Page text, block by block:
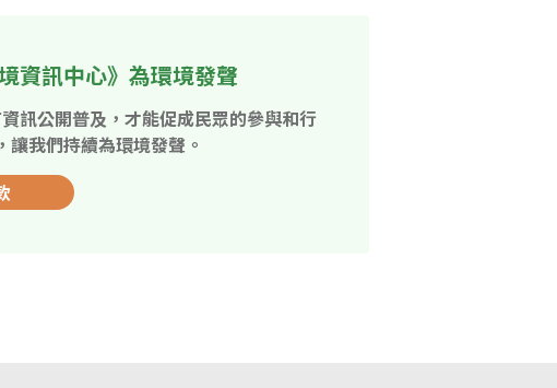
資訊中心》為環境發聲
訊公開普及，才能促成民眾的參與和行
我們持續為環境發聲。